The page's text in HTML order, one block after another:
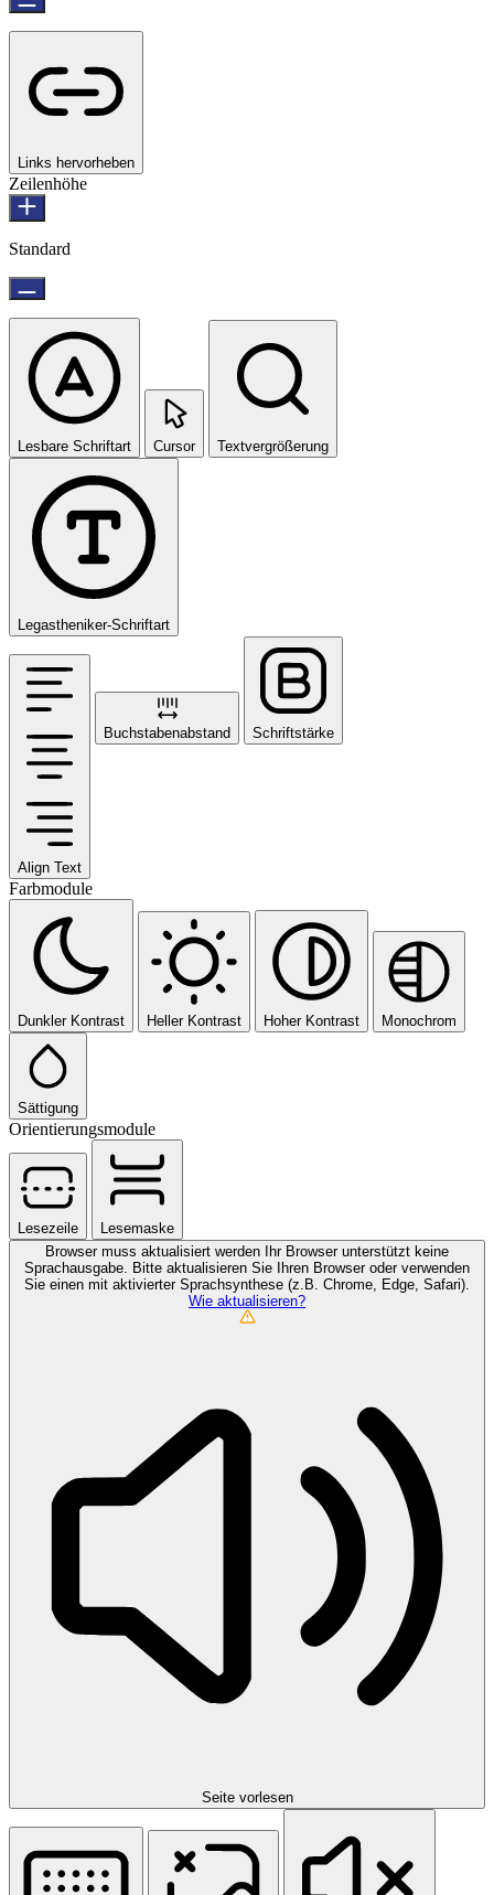
Links hervorheben
Zeilenhöhe
Standard
Lesbare Schriftart Cursor Textvergrößerung
Legastheniker-Schriftart
Align Text
Buchstabenabstand Schriftstärke
Farbmodule
Dunkler Kontrast Heller Kontrast Hoher Kontrast Monochrom
Sättigung
Orientierungsmodule
Lesezeile
Lesemaske
Browser muss aktualisiert werden
Ihr Browser unterstützt keine
Sprachausgabe. Bitte aktualisieren Sie Ihren Browser oder verwenden
Sie einen mit aktivierter Sprachsynthese (z.B. Chrome, Edge, Safari).
Wie aktualisieren?
Seite vorlesen